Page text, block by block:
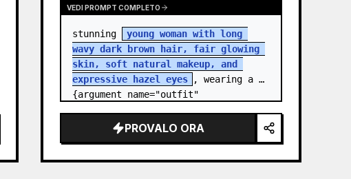
VEDI PROMPT COMPLETO
stunning
young woman with long
wavy dark brown hair, fair glowing
skin, soft natural makeup, and
expressive hazel eyes
, wearing a
{argument name="outfit"
red streetwear outfit consisting of
a…
PROVALO ORA